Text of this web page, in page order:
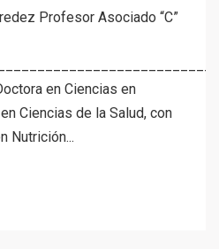
Profesor Asociado “C”
en Ciencias en
Ciencias de la Salud, con
Nutrición...